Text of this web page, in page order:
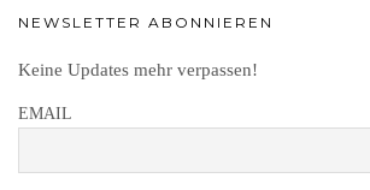
NEWSLETTER ABONNIEREN
Keine Updates mehr verpassen!
EMAIL